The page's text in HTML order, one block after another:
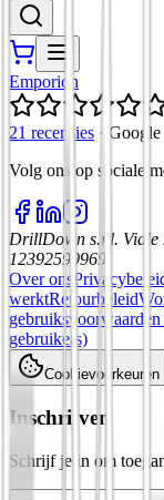
Emporion
21 recensies ·
Volg ons op sociale
DrillDown s.r.l. Viale
12392590969
Over ons
werktRetourbeleid
gebruikers)
Cookievoorkeuren
Inschrijven
Schrijf je in om